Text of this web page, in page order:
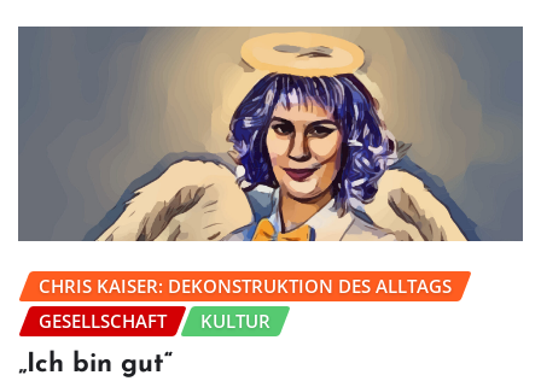
CHRIS KAISER: DEKONSTRUKTION DES ALLTAGS
GESELLSCHAFT
KULTUR
„Ich bin gut“